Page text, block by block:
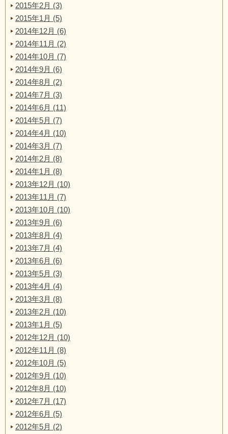
2015年2月 (3)
2015年1月 (5)
2014年12月 (6)
2014年11月 (2)
2014年10月 (7)
2014年9月 (6)
2014年8月 (2)
2014年7月 (3)
2014年6月 (11)
2014年5月 (7)
2014年4月 (10)
2014年3月 (7)
2014年2月 (8)
2014年1月 (8)
2013年12月 (10)
2013年11月 (7)
2013年10月 (10)
2013年9月 (6)
2013年8月 (4)
2013年7月 (4)
2013年6月 (6)
2013年5月 (3)
2013年4月 (4)
2013年3月 (8)
2013年2月 (10)
2013年1月 (5)
2012年12月 (10)
2012年11月 (8)
2012年10月 (5)
2012年9月 (10)
2012年8月 (10)
2012年7月 (17)
2012年6月 (5)
2012年5月 (2)